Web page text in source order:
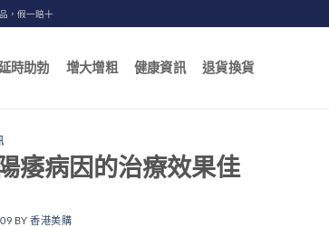
，假一賠十
時助勃 增大增粗 健康資訊 退貨換貨
痿病因的治療效果佳
BY香港美購